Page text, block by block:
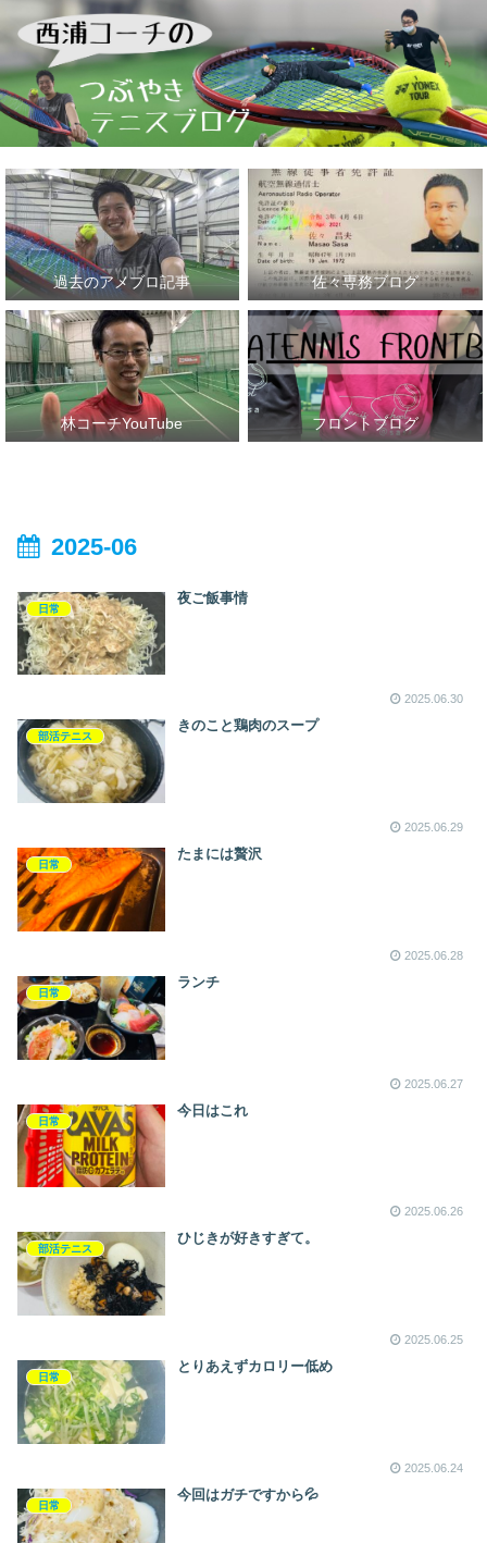
過去のアメブロ記事 佐々専務ブログ
林コーチYouTube フロントブログ
2025-06
日常
夜ご飯事情
2025.06.30
部活テニス
きのこと鶏肉のスープ
2025.06.29
日常
たまには贅沢
2025.06.28
日常
ランチ
2025.06.27
日常
今日はこれ
2025.06.26
部活テニス
ひじきが好きすぎて。
2025.06.25
日常
とりあえずカロリー低め
2025.06.24
日常
今回はガチですから💦